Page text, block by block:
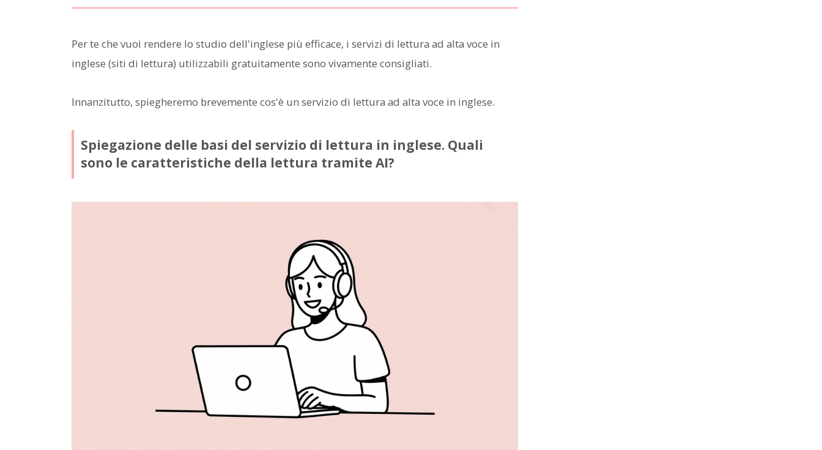
Per te che vuoi rendere lo studio dell'inglese più efficace, i servizi di lettura ad alta voce in
inglese (siti di lettura) utilizzabili gratuitamente sono vivamente consigliati.
Innanzitutto, spiegheremo brevemente cos'è un servizio di lettura ad alta voce in inglese.
Spiegazione delle basi del servizio di lettura in inglese. Quali
sono le caratteristiche della lettura tramite AI?